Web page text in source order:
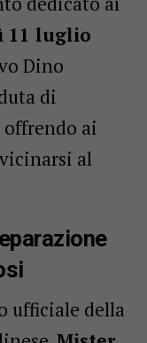
11 luglio
Dino
di
offrendo ai
al
ufficiale della